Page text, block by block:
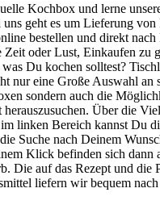
Kochbox und lerne
geht es um Lieferung von
bestellen und direkt nach
oder Lust, Einkaufen zu
Du kochen solltest?
nur eine Große Auswahl an
sondern auch die
herauszusuchen. Über die
linken Bereich kannst Du
Suche nach Deinem
Klick befinden sich dann
Die auf das Rezept und die
liefern wir bequem